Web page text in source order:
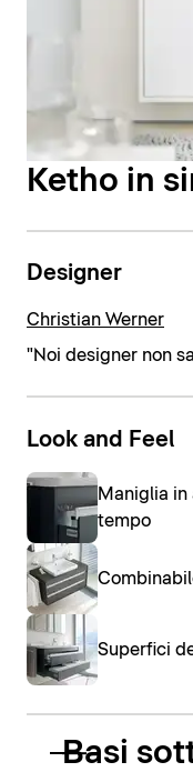
Ketho in
Designer
Christian Werner
"Noi designer non
Look and Feel
Maniglia in
tempo
Superfici
Basi